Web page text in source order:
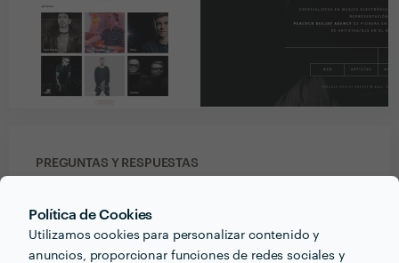
Política de Cookies
Utilizamos cookies para personalizar contenido y
anuncios, proporcionar funciones de redes sociales y
PREGUNTAS Y RESPUESTAS
¿Qué información debe pensar el cliente o clienta
acerca del proyecto que quiere realizar antes de
hablar con profesionales del sector?